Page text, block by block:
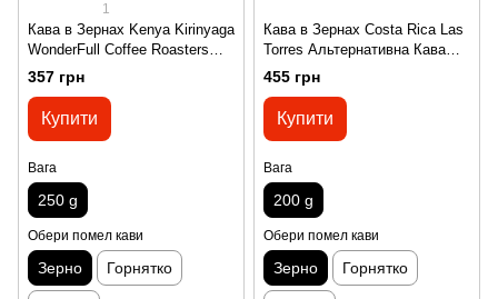
1
Кава в Зернах Kenya Kirinyaga
WonderFull Coffee Roasters
250 г
357 грн
Купити
Вага
250 g
Обери помел кави
Зерно Горнятко
Кава в Зернах Costa Rica Las
Torres Альтернативна Кава
200 г
455 грн
Купити
Вага
200 g
Обери помел кави
Зерно Горнятко